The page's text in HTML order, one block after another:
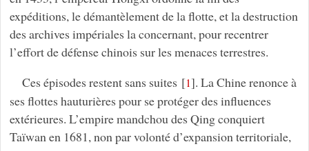
expéditions, le démantèlement de la flotte, et la destruction
des archives impériales la concernant, pour recentrer
l’effort de défense chinois sur les menaces terrestres.
Ces épisodes restent sans suites [1]. La Chine renonce à
ses flottes hauturières pour se protéger des influences
extérieures. L’empire mandchou des Qing conquiert
Taïwan en 1681, non par volonté d’expansion territoriale,